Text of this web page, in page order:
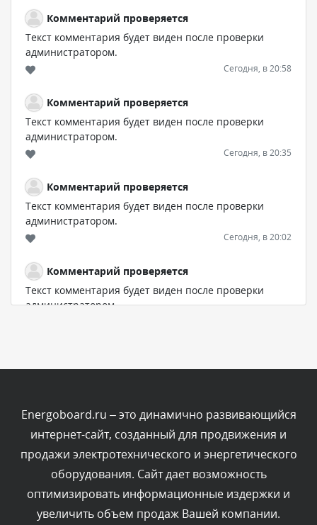
Комментарий проверяется
Текст комментария будет виден после проверки
администратором.
Сегодня, в 20:58
Комментарий проверяется
Текст комментария будет виден после проверки
администратором.
Сегодня, в 20:35
Комментарий проверяется
Текст комментария будет виден после проверки
администратором.
Сегодня, в 20:02
Комментарий проверяется
Текст комментария будет виден после проверки
администратором.
Комментарий проверяется
Текст комментария будет виден после проверки
администратором.
Сегодня, в 16:20
Energoboard.ru – это динамично развивающийся
интернет-сайт, созданный для продвижения и
продажи электротехнического и энергетического
оборудования. Сайт дает возможность
оптимизировать информационные издержки и
увеличить объем продаж Вашей компании.